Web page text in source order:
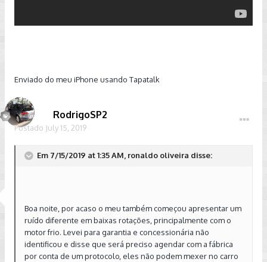
Enviado do meu iPhone usando Tapatalk
RodrigoSP2
Postado July 15, 2019
Em 7/15/2019 at 1:35 AM, ronaldo oliveira disse:
Boa noite, por acaso o meu também começou apresentar um
ruído diferente em baixas rotações, principalmente com o
motor frio. Levei para garantia e concessionária não
identificou e disse que será preciso agendar com a fábrica
por conta de um protocolo, eles não podem mexer no carro